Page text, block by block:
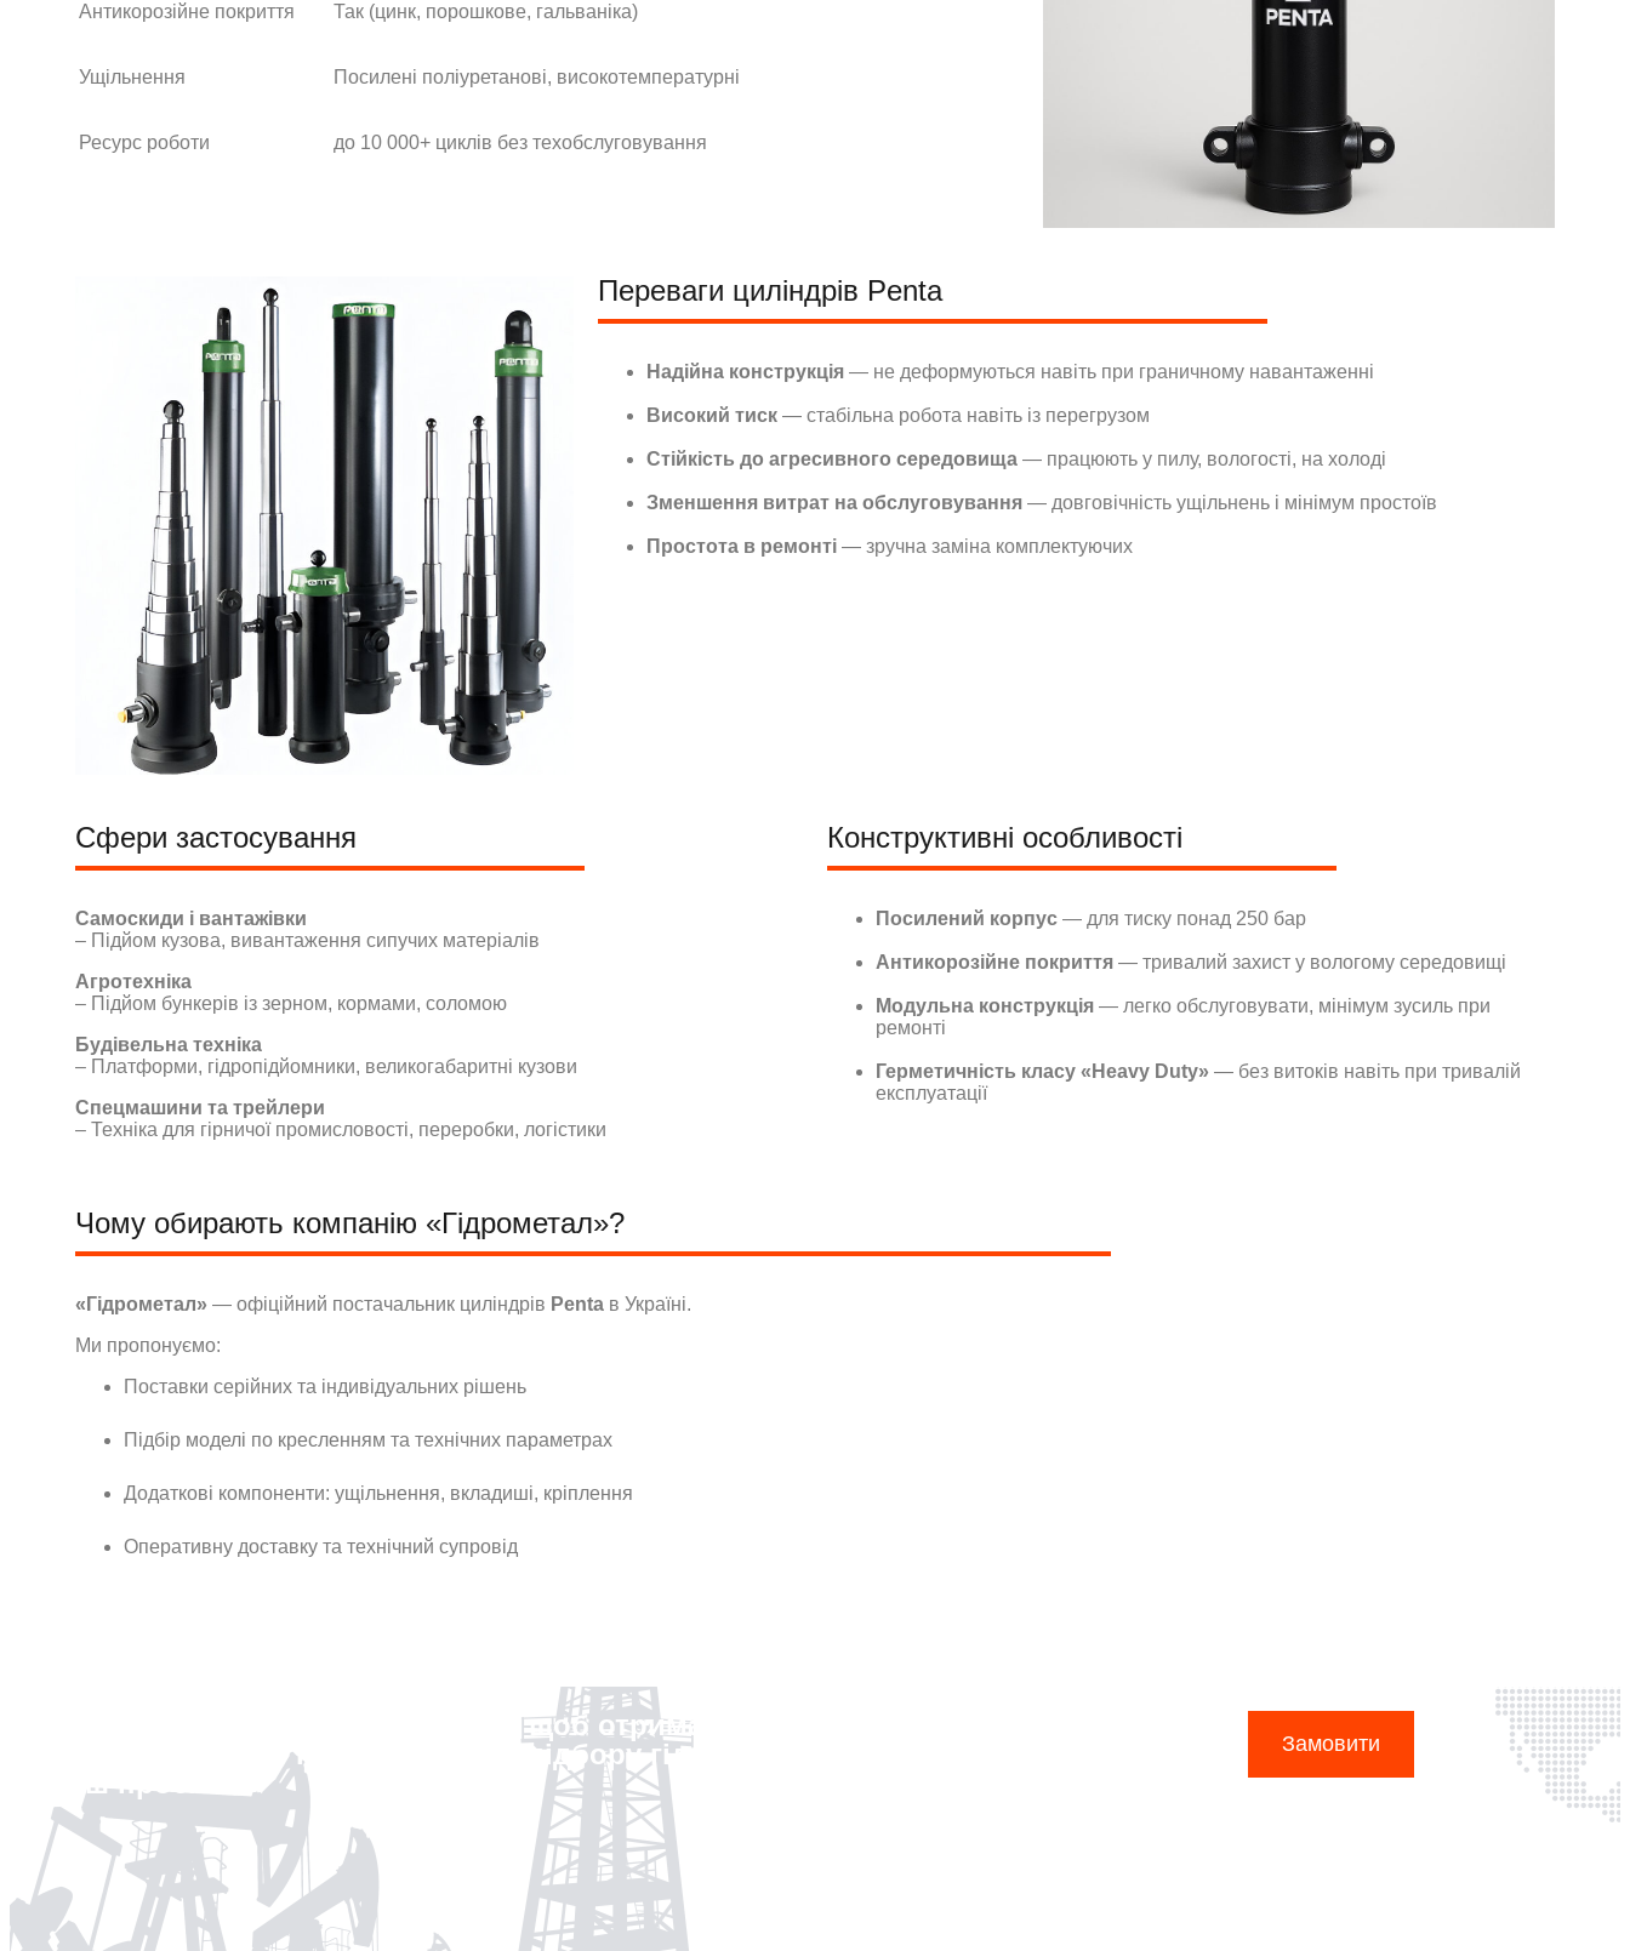
Антикорозійне покриття Так (цинк, порошкове, гальваніка)
Ущільнення Посилені поліуретанові, високотемпературні
Ресурс роботи до 10 000+ циклів без техобслуговування
Переваги циліндрів Penta
Надійна конструкція — не деформуються навіть при граничному навантаженні
Високий тиск — стабільна робота навіть із перегрузом
Стійкість до агресивного середовища — працюють у пилу, вологості, на холоді
Зменшення витрат на обслуговування — довговічність ущільнень і мінімум простоїв
Простота в ремонті — зручна заміна комплектуючих
Сфери застосування
Самоскиди і вантажівки
– Підйом кузова, вивантаження сипучих матеріалів
Агротехніка
– Підйом бункерів із зерном, кормами, соломою
Будівельна техніка
– Платформи, гідропідйомники, великогабаритні кузови
Спецмашини та трейлери
– Техніка для гірничої промисловості, переробки, логістики
Конструктивні особливості
Посилений корпус — для тиску понад 250 бар
Антикорозійне покриття — тривалий захист у вологому середовищі
Модульна конструкція — легко обслуговувати, мінімум зусиль при
ремонті
Герметичність класу «Heavy Duty» — без витоків навіть при тривалій
експлуатації
Чому обирають компанію «Гідрометал»?
«Гідрометал» — офіційний постачальник циліндрів Penta в Україні.
Ми пропонуємо:
Поставки серійних та індивідуальних рішень
Підбір моделі по кресленням та технічних параметрах
Додаткові компоненти: ущільнення, вкладиші, кріплення
Оперативну доставку та технічний супровід
Зв’яжіться з нами вже сьогодні, щоб отримати комерційну
пропозицію або консультацію з підбору гідроциліндра Penta під
ваш проєкт!
Замовити